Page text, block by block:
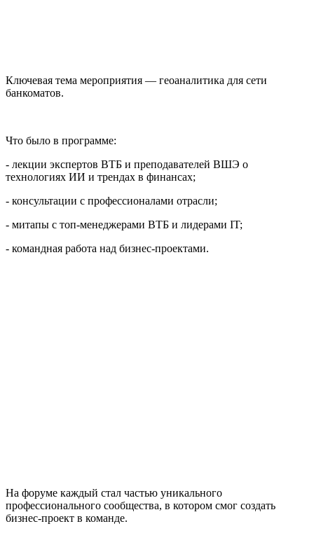
Ключевая тема мероприятия — геоаналитика для сети
банкоматов.
Что было в программе:
- лекции экспертов ВТБ и преподавателей ВШЭ о
технологиях ИИ и трендах в финансах;
- консультации с профессионалами отрасли;
- митапы с топ‑менеджерами ВТБ и лидерами IT;
- командная работа над бизнес‑проектами.
На форуме каждый стал частью уникального
профессионального сообщества, в котором смог создать
бизнес-проект в команде.